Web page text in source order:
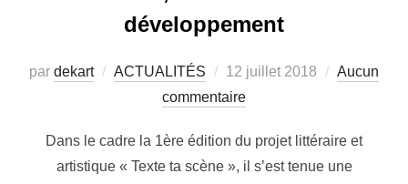
développement
par dekart ACTUALITÉS 12 juillet 2018
Aucun
commentaire
Dans le cadre la 1ère édition du projet littéraire et
artistique « Texte ta scène », il s’est tenue une